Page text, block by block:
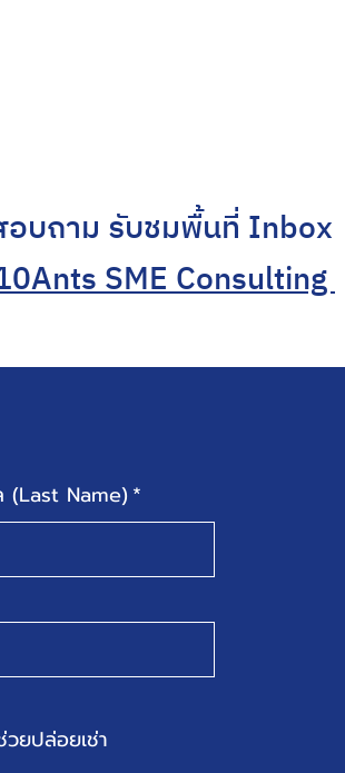
บถาม รับชมพื้นที่ Inbox
SME Consulting
(Last Name) *
วยปล่อยเช่า